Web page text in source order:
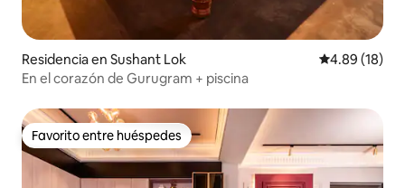
Residencia en Sushant Lok Calificación
4.89 (18)
En el corazón de Gurugram + piscina
Favorito entre huéspedes
Favorito entre huéspedes